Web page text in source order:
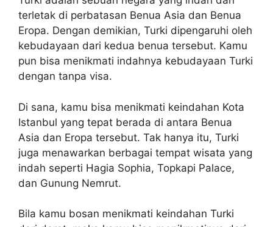
terletak di perbatasan Benua Asia dan Benua
Eropa. Dengan demikian, Turki dipengaruhi oleh
kebudayaan dari kedua benua tersebut. Kamu
pun bisa menikmati indahnya kebudayaan Turki
dengan tanpa visa.
Di sana, kamu bisa menikmati keindahan Kota
Istanbul yang tepat berada di antara Benua
Asia dan Eropa tersebut. Tak hanya itu, Turki
juga menawarkan berbagai tempat wisata yang
indah seperti Hagia Sophia, Topkapi Palace,
dan Gunung Nemrut.
Bila kamu bosan menikmati keindahan Turki